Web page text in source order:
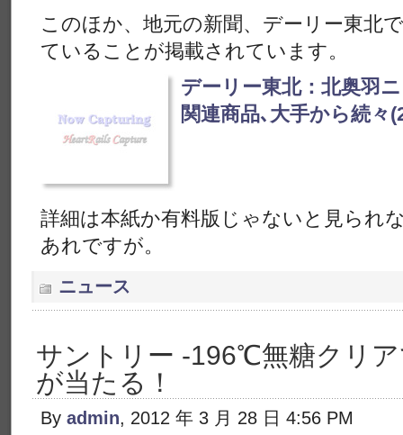
このほか、地元の新聞、デーリー東北
ていることが掲載されています。
デーリー東北：北奥羽
関連商品､大手から続々
詳細は本紙か有料版じゃないと見られ
あれですが。
ニュース
サントリー -196℃無糖クリ
が当たる！
By admin, 2012 年 3 月 28 日 4:56 PM